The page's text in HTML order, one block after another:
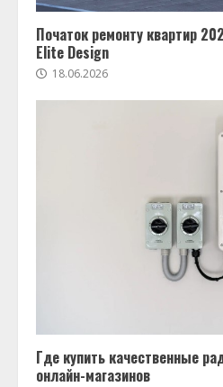
Початок ремонту квартир
Elite Design
18.06.2026
Где купить качественные
онлайн-магазинов